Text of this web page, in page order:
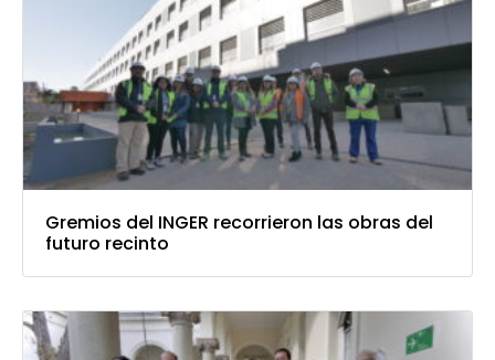
Gremios del INGER recorrieron las obras del
futuro recinto